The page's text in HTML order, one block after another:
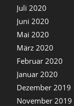
Juli 2020
Juni 2020
Mai 2020
März 2020
Februar 2020
Januar 2020
Dezember 2019
November 2019